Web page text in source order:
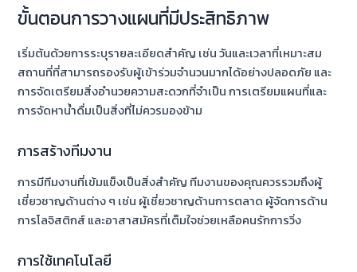
ขั้นตอนการวางแผนที่มีประสิทธิภาพ
เริ่มต้นด้วยการระบุรายละเอียดสำคัญ เช่น วันและเวลาที่เหมาะสม
สถานที่ที่สามารถรองรับผู้เข้าร่วมจำนวนมากได้อย่างปลอดภัย และ
การจัดเตรียมสิ่งอำนวยความสะดวกที่จำเป็น การเตรียมแผนที่และ
การจัดหาน้ำดื่มเป็นสิ่งที่ไม่ควรมองข้าม
การสร้างทีมงาน
การมีทีมงานที่เข้มแข็งเป็นสิ่งสำคัญ ทีมงานของคุณควรรวมถึงผู้
เชี่ยวชาญด้านต่าง ๆ เช่น ผู้เชี่ยวชาญด้านการตลาด ผู้จัดการด้าน
การโลจิสติกส์ และอาสาสมัครที่เต็มใจช่วยเหลือคนรักการวิ่ง
การใช้เทคโนโลยี